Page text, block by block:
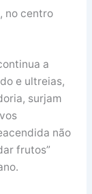
no centro
a
e ultreias,
surjam
não
frutos”